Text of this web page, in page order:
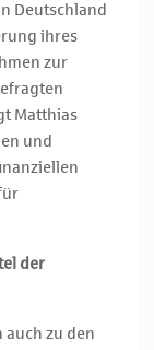
Deutschland
ihres
zur
Matthias
und
der
auch zu den